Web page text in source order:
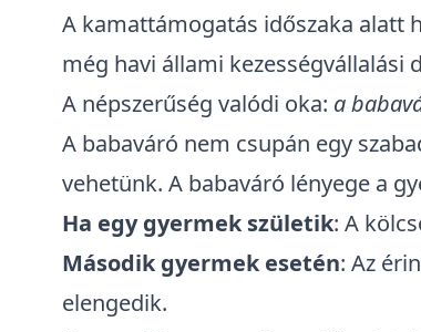
A kamattámogatás időszaka alatt
még havi állami kezességvállalási
A népszerűség valódi oka: a
A babaváró nem csupán egy
vehetünk. A babaváró lényege a
Ha egy gyermek születik: A
Második gyermek esetén: Az
elengedik.